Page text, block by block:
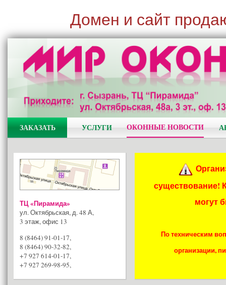
Домен и сайт
ЗАКАЗАТЬ УСЛУГИ ОКОННЫЕ НОВОСТИ
ТЦ «Пирамида»
ул. Октябрьская, д. 48 А,
3 этаж, офис 13
8 (8464) 91-01-17,
8 (8464) 90-32-82,
+7 927 614-01-17,
+7 927 269-98-95,
существование!
могут
По техническим
организации,